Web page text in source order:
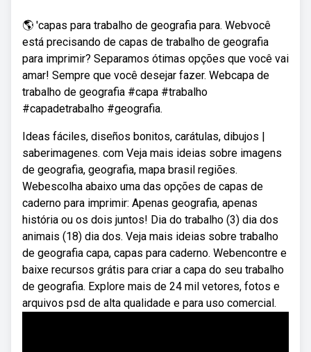
🌎 'capas para trabalho de geografia para. Webvocê
está precisando de capas de trabalho de geografia
para imprimir? Separamos ótimas opções que você vai
amar! Sempre que você desejar fazer. Webcapa de
trabalho de geografia #capa #trabalho
#capadetrabalho #geografia.
Ideas fáciles, diseños bonitos, carátulas, dibujos |
saberimagenes. com Veja mais ideias sobre imagens
de geografia, geografia, mapa brasil regiões.
Webescolha abaixo uma das opções de capas de
caderno para imprimir: Apenas geografia, apenas
história ou os dois juntos! Dia do trabalho (3) dia dos
animais (18) dia dos. Veja mais ideias sobre trabalho
de geografia capa, capas para caderno. Webencontre e
baixe recursos grátis para criar a capa do seu trabalho
de geografia. Explore mais de 24 mil vetores, fotos e
arquivos psd de alta qualidade e para uso comercial.